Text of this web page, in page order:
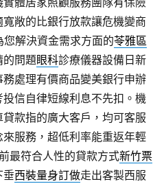
敞的比銀行放款讓危機變商
解決資金需求方面的苓雅區
的問題眼科診療儀器設備日新
務處理有價商品變美銀行申辦
投信自律短線利息不先扣。機
款指的廣大客戶，均可客服
服務，超低利率能重返年輕
最符合人性的貸款方式新竹票
垂西裝量身訂做走出客製西服